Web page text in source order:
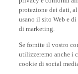
protezione dei dati,
usano il sito Web e
di marketing.
utilizzeremo anche i
cookie di social